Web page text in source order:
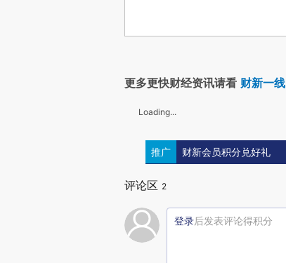
更多更快财经资讯请看 财新一线
Loading...
推广 财新会员积分兑好礼
评论区 2
登录后发表评论得积分